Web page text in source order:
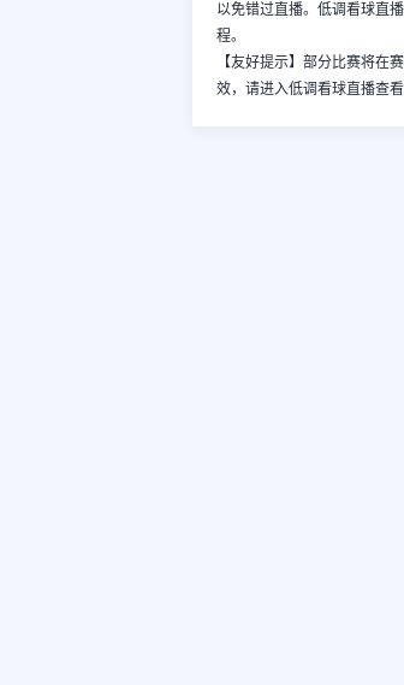
以免错过直播。低调看球直
程。
【友好提示】部分比赛将在
效，请进入低调看球直播查看